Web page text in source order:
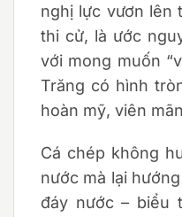
nghị lực vươn lên
thi cử, là ước
với mong muốn
Trăng có hình
hoàn mỹ, viên
Cá chép không
nước mà lại
đáy nước – biểu